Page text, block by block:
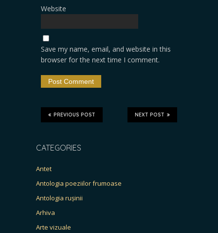
Website
Save my name, email, and website in this
browser for the next time I comment.
NEXT POST
PREVIOUS POST
CATEGORIES
Antet
Antologia poeziilor frumoase
Antologia rușinii
Arhiva
Arte vizuale